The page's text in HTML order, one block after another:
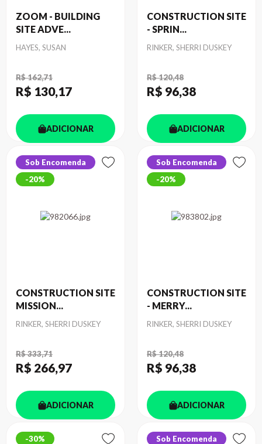
ZOOM - BUILDING
SITE ADVE...
Autor
HAYES, SUSAN
R$ 162,71
R$ 130,17
ADICIONAR
CONSTRUCTION SITE
- SPRIN...
Autor
RINKER, SHERRI DUSKEY
R$ 120,48
R$ 96,38
ADICIONAR
Sob Encomenda
20%
CONSTRUCTION SITE
MISSION...
Autor
RINKER, SHERRI DUSKEY
R$ 333,71
R$ 266,97
ADICIONAR
Sob Encomenda
20%
CONSTRUCTION SITE
- MERRY...
Autor
RINKER, SHERRI DUSKEY
R$ 120,48
R$ 96,38
ADICIONAR
30%
Sob Encomenda